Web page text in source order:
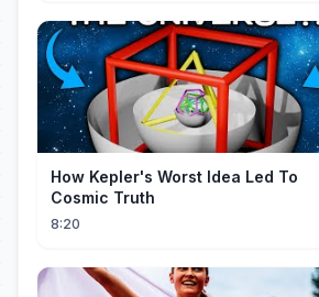
How Kepler's Worst Idea Led To
Cosmic Truth
8:20